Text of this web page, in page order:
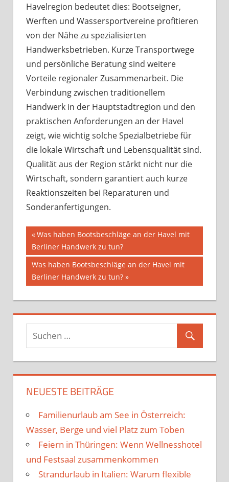
Havelregion bedeutet dies: Bootseigner,
Werften und Wassersportvereine profitieren
von der Nähe zu spezialisierten
Handwerksbetrieben. Kurze Transportwege
und persönliche Beratung sind weitere
Vorteile regionaler Zusammenarbeit. Die
Verbindung zwischen traditionellem
Handwerk in der Hauptstadtregion und den
praktischen Anforderungen an der Havel
zeigt, wie wichtig solche Spezialbetriebe für
die lokale Wirtschaft und Lebensqualität sind.
Qualität aus der Region stärkt nicht nur die
Wirtschaft, sondern garantiert auch kurze
Reaktionszeiten bei Reparaturen und
Sonderanfertigungen.
Beitragsnavigation
Vorheriger
Beitrag:
Was haben Bootsbeschläge an der Havel mit
Berliner Handwerk zu tun?
Nächster
Beitrag:
Was haben Bootsbeschläge an der Havel mit
Berliner Handwerk zu tun?
NEUESTE BEITRÄGE
Familienurlaub am See in Österreich:
Wasser, Berge und viel Platz zum Toben
Feiern in Thüringen: Wenn Wellnesshotel
und Festsaal zusammenkommen
Strandurlaub in Italien: Warum flexible